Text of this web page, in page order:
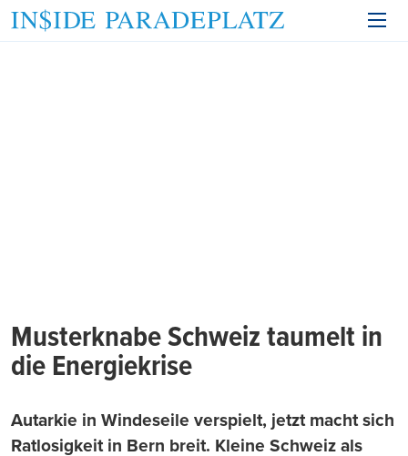
Musterknabe Schweiz taumelt in
die Energiekrise
Autarkie in Windeseile verspielt, jetzt macht sich
Ratlosigkeit in Bern breit. Kleine Schweiz als